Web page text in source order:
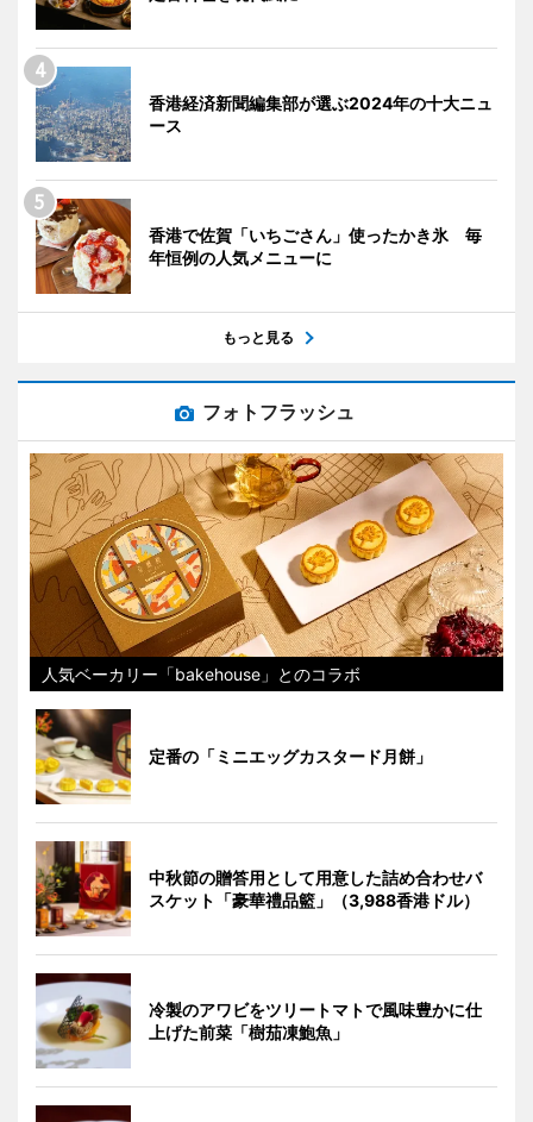
香港経済新聞編集部が選ぶ2024年の十大ニュ
ース
香港で佐賀「いちごさん」使ったかき氷 毎
年恒例の人気メニューに
もっと見る
フォトフラッシュ
人気ベーカリー「bakehouse」とのコラボ
定番の「ミニエッグカスタード月餅」
中秋節の贈答用として用意した詰め合わせバ
スケット「豪華禮品籃」（3,988香港ドル）
冷製のアワビをツリートマトで風味豊かに仕
上げた前菜「樹茄凍鮑魚」